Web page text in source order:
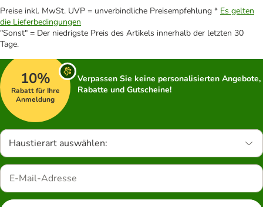
Preise inkl. MwSt. UVP = unverbindliche Preisempfehlung * Es gelten
die Lieferbedingungen
"Sonst" = Der niedrigste Preis des Artikels innerhalb der letzten 30
Tage.
10%
Rabatt für Ihre
Anmeldung
Verpassen Sie keine personalisierten Angebote,
Rabatte und Gutscheine!
Haustierart auswählen: